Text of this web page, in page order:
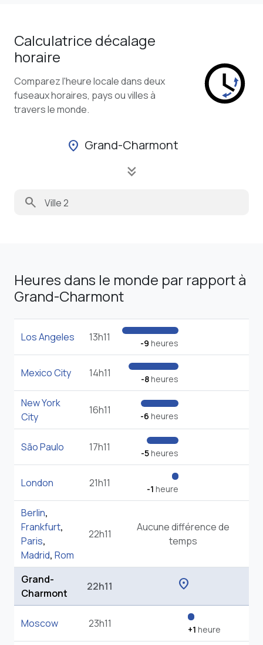
Calculatrice décalage
horaire
Comparez l'heure locale dans deux
fuseaux horaires, pays ou villes à
travers le monde.
location_on Grand-Charmont
keyboard_double_arrow_down
search
Heures dans le monde par rapport à
Grand-Charmont
Los Angeles 13h11 -9 heures
Mexico City 14h11 -8heures
New York
City
16h11 -6 heures
São Paulo 17h11 -5heures
London 21h11 -1 heure
Berlin,
Frankfurt,
Paris,
Madrid, Rom
22h11
Aucune différence de
temps
Grand-
Charmont
22h11 location_on
Moscow 23h11 +1 heure